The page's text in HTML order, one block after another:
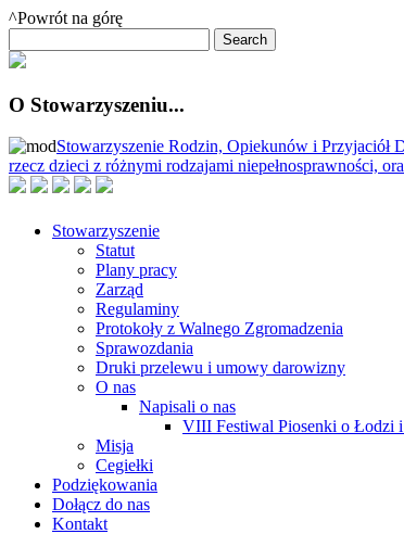
^Powrót na górę
O Stowarzyszeniu...
Stowarzyszenie Rodzin, Opiekunów i Przyjaciół
rzecz dzieci z różnymi rodzajami niepełnosprawności,
Stowarzyszenie
Statut
Plany pracy
Zarząd
Regulaminy
Protokoły z Walnego Zgromadzenia
Sprawozdania
Druki przelewu i umowy darowizny
O nas
Napisali o nas
VIII Festiwal Piosenki o Łodzi
Misja
Cegiełki
Podziękowania
Dołącz do nas
Kontakt